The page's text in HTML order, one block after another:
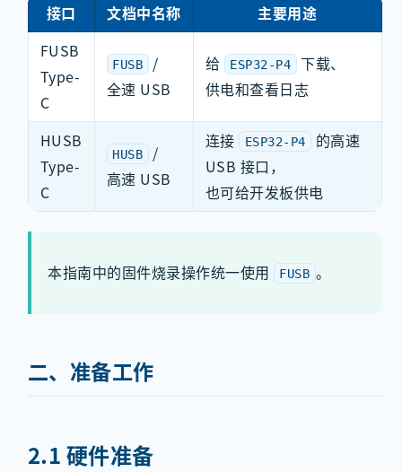
接口 文档中名称
主要用途
FUSB
Type-
C
FUSB /
全速 USB
给 ESP32-P4 下载、
供电和查看日志
HUSB
Type-
C
HUSB /
高速 USB
连接 ESP32-P4
的高速
USB 接口，
也可给开发板供电
本指南中的固件烧录操作统一使用 FUSB 。
二、准备工作
2.1 硬件准备